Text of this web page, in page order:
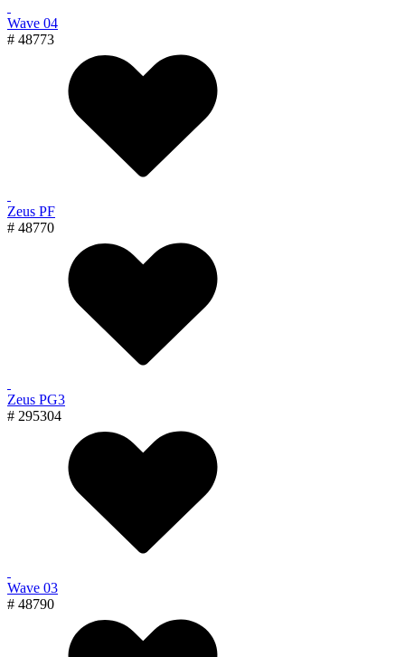
Wave 04
# 48773
Zeus PF
# 48770
Zeus PG3
# 295304
Wave 03
# 48790